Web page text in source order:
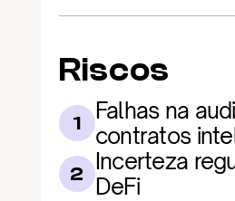
Riscos
1
Falhas na
contratos
2 Incerteza
DeFi